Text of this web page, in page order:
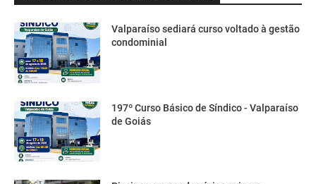
Valparaíso sediará curso voltado à gestão
condominial
197º Curso Básico de Síndico - Valparaíso
de Goiás